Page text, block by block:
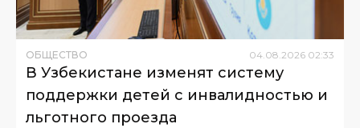
ОБЩЕСТВО 04.08.2026 02:33
В Узбекистане изменят систему
поддержки детей с инвалидностью и
льготного проезда